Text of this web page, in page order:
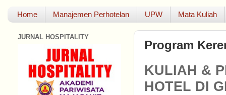
Home Manajemen Perhotelan UPW Mata Kuliah
Program
KULIAH &
HOTEL DI
JURNAL HOSPITALITY